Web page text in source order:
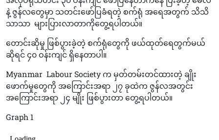
နဲ့ ဇွန်လတွေမှာ သတင်းဖော်ပြခံရတဲ့ စက်ရုံ အရေအတွက် သိသိ
သာသာ များပြားလာတာကိုတွေ့ရပါတယ်။
တောင်းဆိုမှု ဖြစ်ပွားခဲ့တဲ့ စက်ရုံတွေကို ဖယ်ထုတ်ရေတွက်မယ်
ဆိုရင် ၄၀ ဝန်းကျင် ရှိနေတာပါ။
Myanmar Labour Society က မှတ်တမ်းတင်ထားတဲ့ ချိုး
ဖောက်မှုတွေကို အကြောင်းအရာ ၂၇ ခုထဲက ဇွန်လအတွင်း
အကြောင်းအရာ ၂၄ မျိုး ဖြစ်ပွားတာ တွေ့ရပါတယ်။
Graph 1